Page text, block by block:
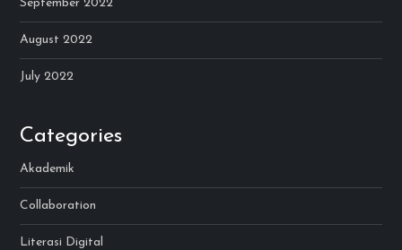
September 2022
August 2022
July 2022
Categories
Akademik
Collaboration
Literasi Digital